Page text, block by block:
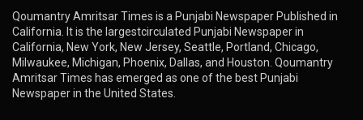
Qoumantry Amritsar Times is a Punjabi Newspaper Published in
California. It is the largestcirculated Punjabi Newspaper in
California, New York, New Jersey, Seattle, Portland, Chicago,
Milwaukee, Michigan, Phoenix, Dallas, and Houston. Qoumantry
Amritsar Times has emerged as one of the best Punjabi
Newspaper in the United States.